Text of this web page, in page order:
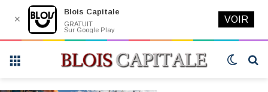
Switch
✕
Blois Capitale
GRATUIT
Sur Google Play
VOIR